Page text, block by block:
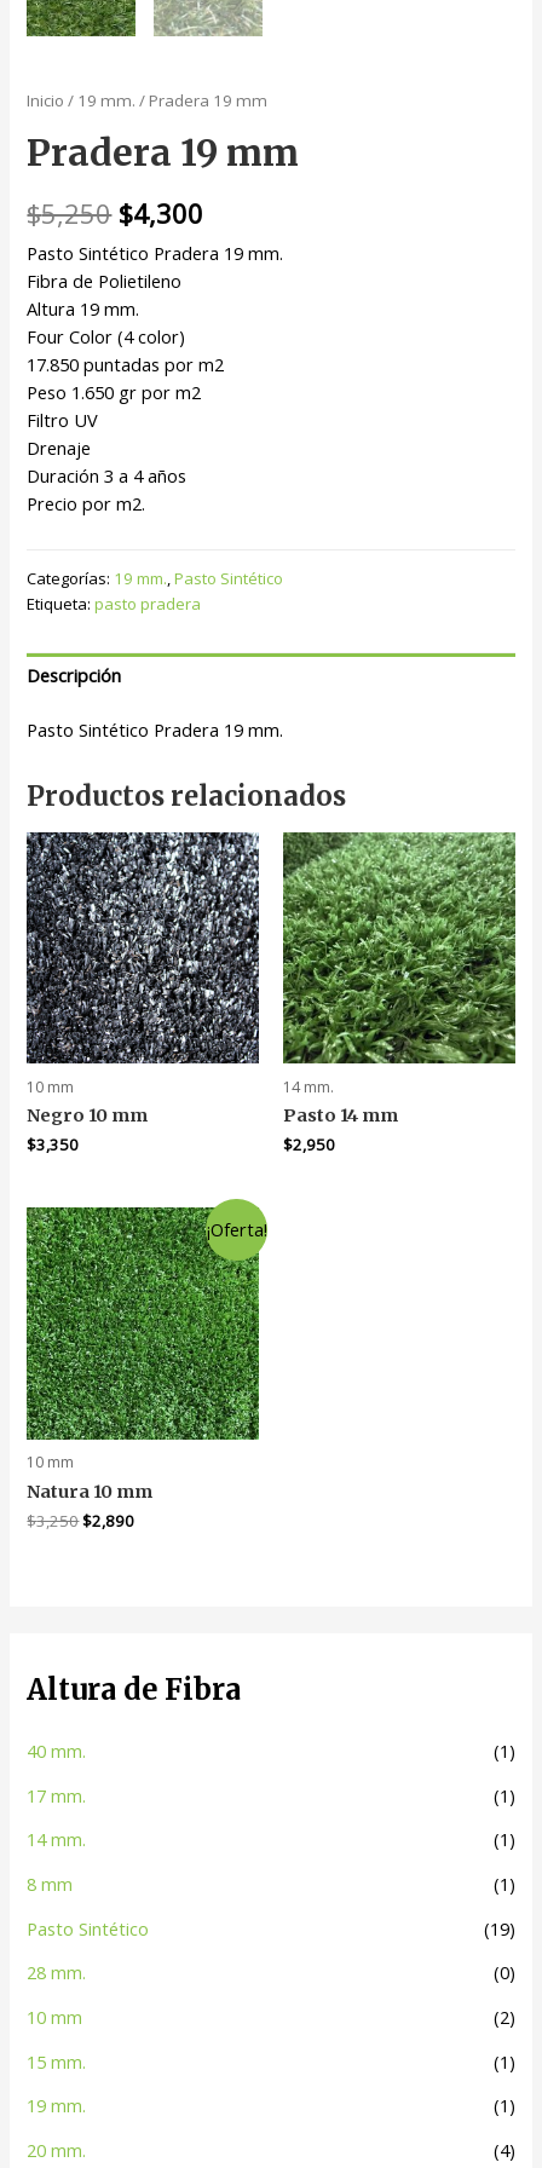
Altura de Fibra
40 mm.
(1)
17 mm.
(1)
14 mm.
(1)
8 mm
(1)
Pasto Sintético
(19)
28 mm.
(0)
10 mm
(2)
15 mm.
(1)
19 mm.
(1)
20 mm.
(4)
Inicio / 19 mm. / Pradera 19 mm
Pradera 19 mm
$5,250 El
precio
original
era:
$5,250.
$4,300
precio
$4,300.
Pasto Sintético Pradera 19 mm.
Fibra de Polietileno
Altura 19 mm.
Four Color (4 color)
17.850 puntadas por m2
Peso 1.650 gr por m2
Filtro UV
Drenaje
Duración 3 a 4 años
Precio por m2.
Categorías: 19 mm.,Pasto Sintético
Etiqueta:pasto pradera
Descripción
Pasto Sintético Pradera 19 mm.
Productos relacionados
10 mm
Negro 10 mm
$3,350
14 mm.
Pasto 14 mm
$2,950
¡Oferta!
10 mm
Natura 10 mm
$3,250El
$2,890El